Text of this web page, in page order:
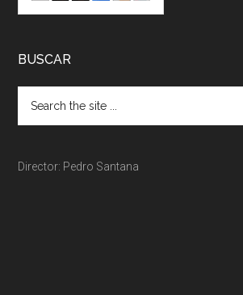
BUSCAR
Director: Pedro Santana